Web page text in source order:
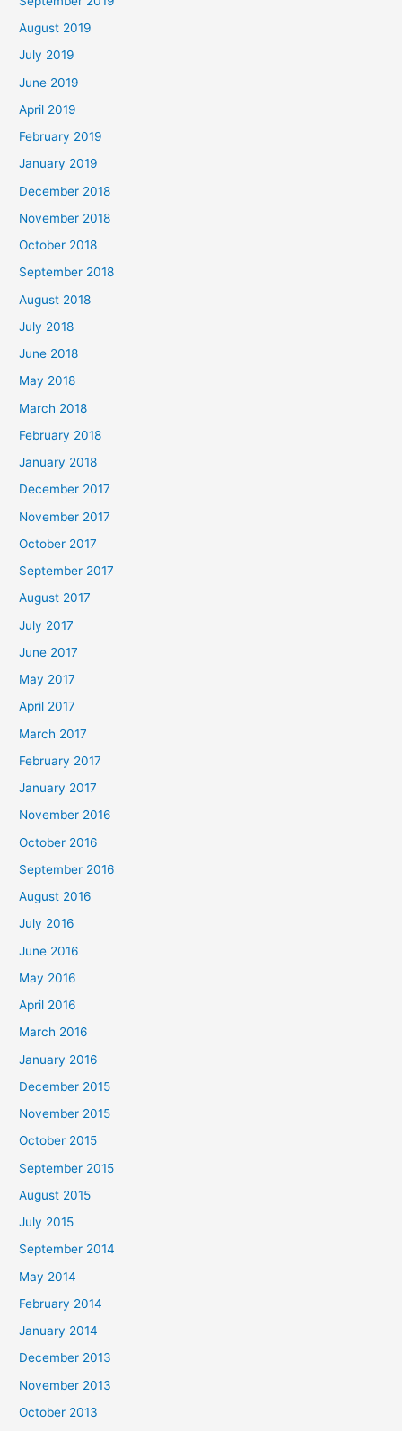
August 2019
July 2019
June 2019
April 2019
February 2019
January 2019
December 2018
November 2018
October 2018
September 2018
August 2018
July 2018
June 2018
May 2018
March 2018
February 2018
January 2018
December 2017
November 2017
October 2017
September 2017
August 2017
July 2017
June 2017
May 2017
April 2017
March 2017
February 2017
January 2017
November 2016
October 2016
September 2016
August 2016
July 2016
June 2016
May 2016
April 2016
March 2016
January 2016
December 2015
November 2015
October 2015
September 2015
August 2015
July 2015
September 2014
May 2014
February 2014
January 2014
December 2013
November 2013
October 2013